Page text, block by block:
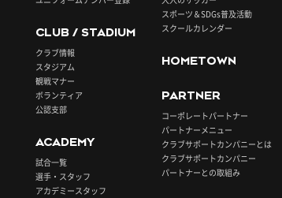
CLUB / STADIUM
クラブ情報
スタジアム
観戦マナー
ボランティア
公認支部
ACADEMY
試合一覧
選手・スタッフ
アカデミースタッフ
スポーツ＆SDGs普及活動
スクールカレンダー
HOMETOWN
PARTNER
コーポレートパートナー
パートナーメニュー
クラブサポートカンパニーとは
クラブサポートカンパニー
パートナーとの取組み